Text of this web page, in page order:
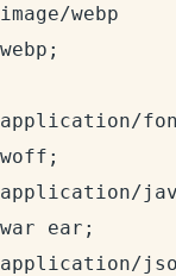
image/webp
webp;
application/
woff;
application/
war ear;
application/